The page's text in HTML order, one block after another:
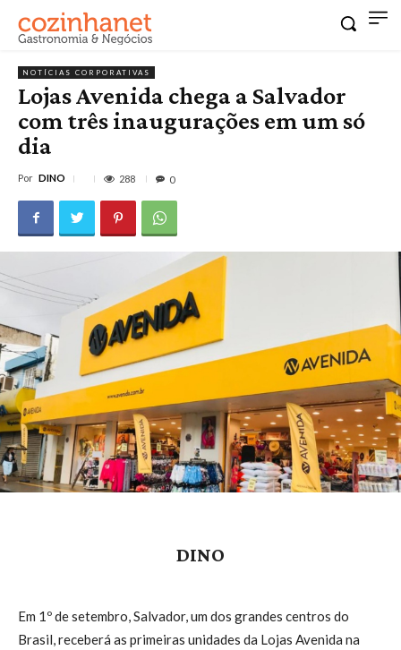
NOTÍCIAS CORPORATIVAS
Lojas Avenida chega a Salvador
com três inaugurações em um só
dia
Por DINO 288 0
DINO
Em 1º de setembro, Salvador, um dos grandes centros do
Brasil, receberá as primeiras unidades da Lojas Avenida na